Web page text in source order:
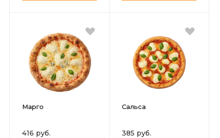
Марго
416 руб.
Сальса
385 руб.